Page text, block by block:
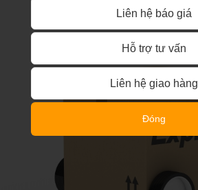
Liên hệ báo giá
Hỗ trợ tư vấn
Liên hệ giao hàng
Đóng